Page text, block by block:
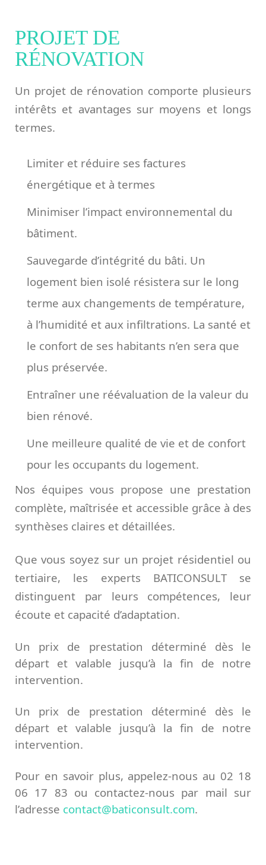
PROJET DE
RÉNOVATION
Un projet de rénovation comporte plusieurs
intérêts et avantages sur moyens et longs
termes.
Limiter et réduire ses factures
énergétique et à termes
Minimiser l’impact environnemental du
bâtiment.
Sauvegarde d’intégrité du bâti. Un
logement bien isolé résistera sur le long
terme aux changements de température,
à l’humidité et aux infiltrations. La santé et
le confort de ses habitants n’en sera que
plus préservée.
Entraîner une réévaluation de la valeur du
bien rénové.
Une meilleure qualité de vie et de confort
pour les occupants du logement.
Nos équipes vous propose une prestation
complète, maîtrisée et accessible grâce à des
synthèses claires et détaillées.
Que vous soyez sur un projet résidentiel ou
tertiaire, les experts BATICONSULT se
distinguent par leurs compétences, leur
écoute et capacité d’adaptation.
Un prix de prestation déterminé dès le
départ et valable jusqu’à la fin de notre
intervention.
Un prix de prestation déterminé dès le
départ et valable jusqu’à la fin de notre
intervention.
Pour en savoir plus, appelez-nous au 02 18
06 17 83 ou contactez-nous par mail sur
l’adresse contact@baticonsult.com.